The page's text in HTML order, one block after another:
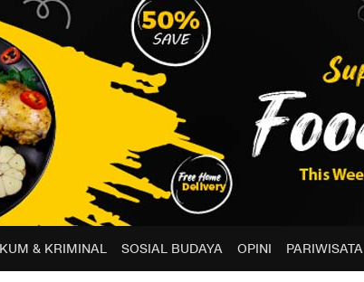
& KRIMINAL SOSIAL BUDAYA OPINI PARIWISATA